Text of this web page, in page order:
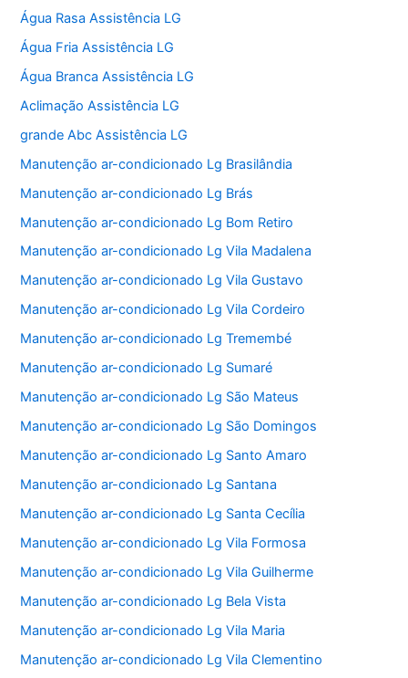
Água Rasa Assistência LG
Água Fria Assistência LG
Água Branca Assistência LG
Aclimação Assistência LG
grande Abc Assistência LG
Manutenção ar-condicionado Lg Brasilândia
Manutenção ar-condicionado Lg Brás
Manutenção ar-condicionado Lg Bom Retiro
Manutenção ar-condicionado Lg Vila Madalena
Manutenção ar-condicionado Lg Vila Gustavo
Manutenção ar-condicionado Lg Vila Cordeiro
Manutenção ar-condicionado Lg Tremembé
Manutenção ar-condicionado Lg Sumaré
Manutenção ar-condicionado Lg São Mateus
Manutenção ar-condicionado Lg São Domingos
Manutenção ar-condicionado Lg Santo Amaro
Manutenção ar-condicionado Lg Santana
Manutenção ar-condicionado Lg Santa Cecília
Manutenção ar-condicionado Lg Vila Formosa
Manutenção ar-condicionado Lg Vila Guilherme
Manutenção ar-condicionado Lg Bela Vista
Manutenção ar-condicionado Lg Vila Maria
Manutenção ar-condicionado Lg Vila Clementino